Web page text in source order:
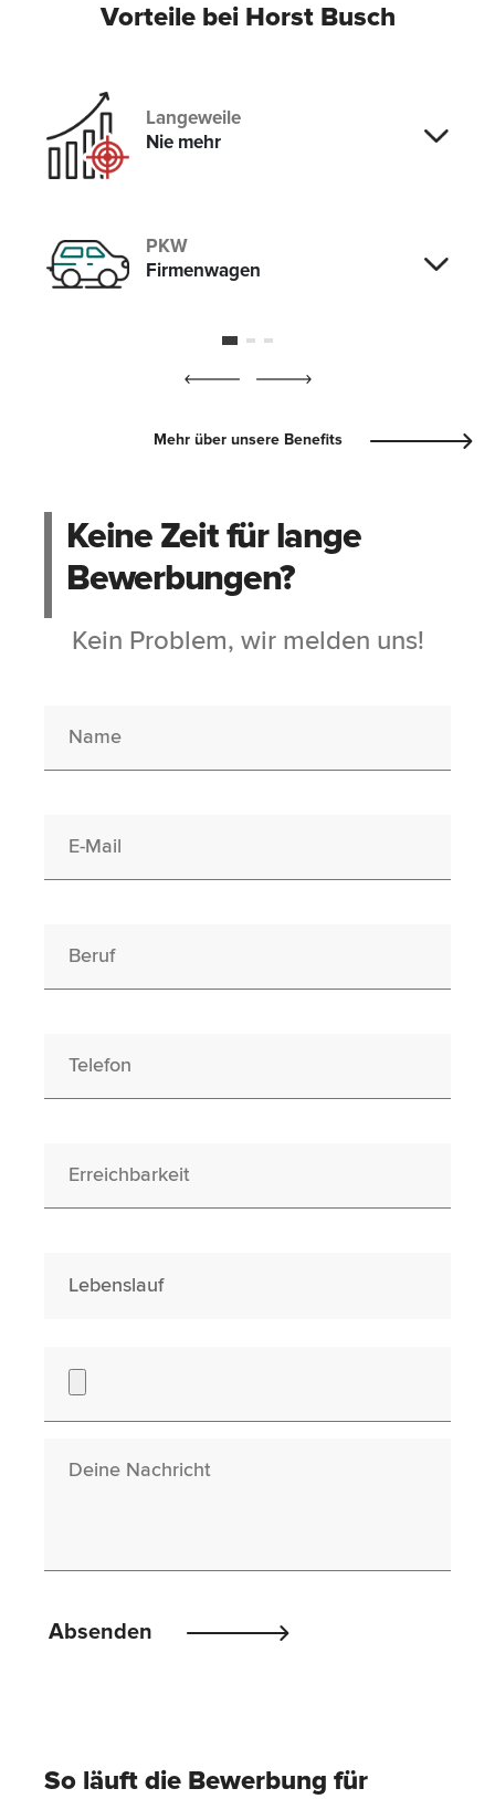
Vorteile bei Horst Busch
Langeweile
Nie mehr
PKW
Firmenwagen
Mehr über unsere Benefits
Keine Zeit für lange
Bewerbungen?
Kein Problem, wir melden uns!
Lebenslauf
Please
Absenden
So läuft die Bewerbung für